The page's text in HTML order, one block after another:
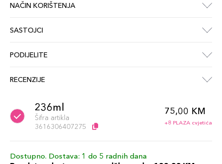
NAČIN KORIŠTENJA
SASTOJCI
PODIJELITE
RECENZIJE
236ml
Šifra artikla
3616306407275
75,00 KM
+8 PLAZA cvjetića
Dostupno. Dostava: 1 do 5 radnih dana